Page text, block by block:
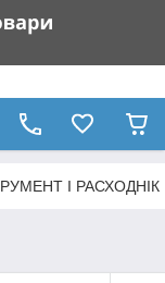
І РАСХОДНІК